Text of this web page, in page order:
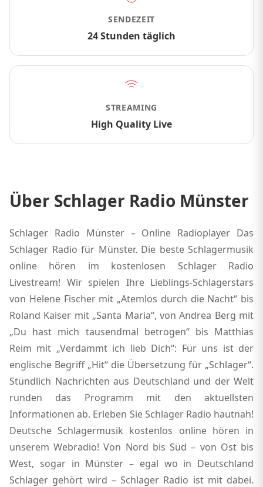
SENDEZEIT
24 Stunden täglich
STREAMING
High Quality Live
Über Schlager Radio Münster
Schlager Radio Münster – Online Radioplayer Das
Schlager Radio für Münster. Die beste Schlagermusik
online hören im kostenlosen Schlager Radio
Livestream! Wir spielen Ihre Lieblings-Schlagerstars
von Helene Fischer mit „Atemlos durch die Nacht“ bis
Roland Kaiser mit „Santa Maria“, von Andrea Berg mit
„Du hast mich tausendmal betrogen“ bis Matthias
Reim mit „Verdammt ich lieb Dich“: Für uns ist der
englische Begriff „Hit“ die Übersetzung für „Schlager“.
Stündlich Nachrichten aus Deutschland und der Welt
runden das Programm mit den aktuellsten
Informationen ab. Erleben Sie Schlager Radio hautnah!
Deutsche Schlagermusik kostenlos online hören in
unserem Webradio! Von Nord bis Süd – von Ost bis
West, sogar in Münster – egal wo in Deutschland
Schlager gehört wird – Schlager Radio ist mit dabei.